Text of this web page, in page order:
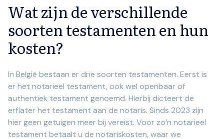
Wat zijn de verschillende
soorten testamenten en hun
kosten?
In België bestaan er drie soorten testamenten. Eerst is
er het notarieel testament, ook wel openbaar of
authentiek testament genoemd. Hierbij dicteert de
erflater het testament aan de notaris. Sinds 2023 zijn
hier geen getuigen meer bij vereist. Voor zo’n notarieel
testament betaalt u de notariskosten, waar we